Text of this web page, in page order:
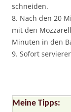
schneiden.
8. Nach den 20
mit den
Minuten in den
9. Sofort
Meine Tipps: